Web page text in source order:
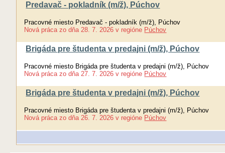
Predavač - pokladník (m/ž), Púchov
Pracovné miesto Predavač - pokladník (m/ž), Púchov
Nová práca zo dňa 28. 7. 2026 v regióne Púchov
Brigáda pre študenta v predajni (m/ž), Púchov
Pracovné miesto Brigáda pre študenta v predajni (m/ž), Púchov
Nová práca zo dňa 27. 7. 2026 v regióne Púchov
Brigáda pre študenta v predajni (m/ž), Púchov
Pracovné miesto Brigáda pre študenta v predajni (m/ž), Púchov
Nová práca zo dňa 26. 7. 2026 v regióne Púchov